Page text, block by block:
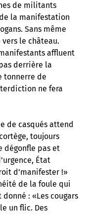
de militants
la manifestation
Sans même
le château.
affluent
derrière la
tonnerre de
ne fera
de casqués attend
toujours
dégonfle pas et
État
d’manifester !»
de la foule qui
: «Les cougars
un flic. Des